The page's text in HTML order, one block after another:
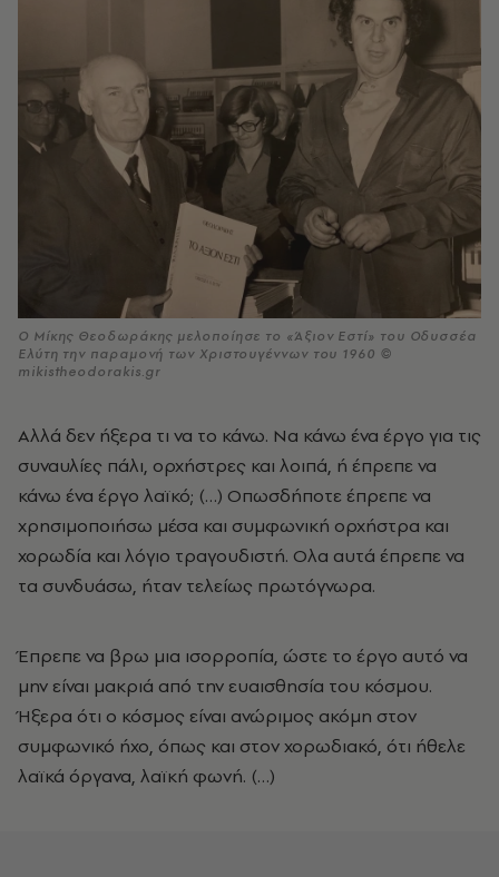
Ο Μίκης Θεοδωράκης μελοποίησε το «Άξιον Εστί» του Οδυσσέα
Ελύτη την παραμονή των Χριστουγέννων του 1960 ©
mikistheodorakis.gr
Αλλά δεν ήξερα τι να το κάνω. Να κάνω ένα έργο για τις
συναυλίες πάλι, ορχήστρες και λοιπά, ή έπρεπε να
κάνω ένα έργο λαϊκό; (…) Οπωσδήποτε έπρεπε να
χρησιμοποιήσω μέσα και συμφωνική ορχήστρα και
χορωδία και λόγιο τραγουδιστή. Ολα αυτά έπρεπε να
τα συνδυάσω, ήταν τελείως πρωτόγνωρα.
Έπρεπε να βρω μια ισορροπία, ώστε το έργο αυτό να
μην είναι μακριά από την ευαισθησία του κόσμου.
Ήξερα ότι ο κόσμος είναι ανώριμος ακόμη στον
συμφωνικό ήχο, όπως και στον χορωδιακό, ότι ήθελε
λαϊκά όργανα, λαϊκή φωνή. (…)